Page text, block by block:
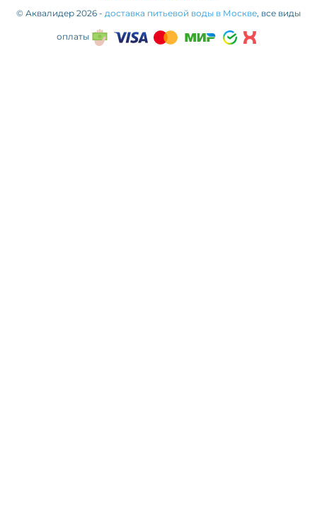
© Аквалидер 2026 - доставка питьевой воды в Москве, все виды
оплаты